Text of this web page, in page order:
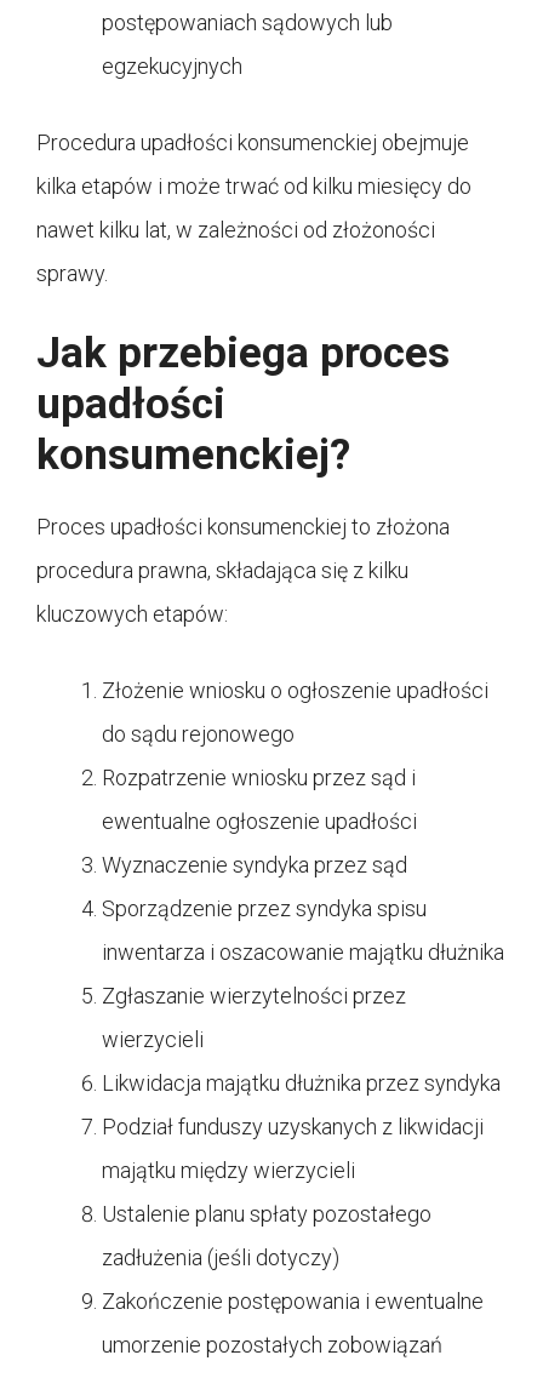
postępowaniach sądowych lub
egzekucyjnych
Procedura upadłości konsumenckiej obejmuje
kilka etapów i może trwać od kilku miesięcy do
nawet kilku lat, w zależności od złożoności
sprawy.
Jak przebiega proces
upadłości
konsumenckiej?
Proces upadłości konsumenckiej to złożona
procedura prawna, składająca się z kilku
kluczowych etapów:
Złożenie wniosku o ogłoszenie upadłości
do sądu rejonowego
Rozpatrzenie wniosku przez sąd i
ewentualne ogłoszenie upadłości
Wyznaczenie syndyka przez sąd
Sporządzenie przez syndyka spisu
inwentarza i oszacowanie majątku dłużnika
Zgłaszanie wierzytelności przez
wierzycieli
Likwidacja majątku dłużnika przez syndyka
Podział funduszy uzyskanych z likwidacji
majątku między wierzycieli
Ustalenie planu spłaty pozostałego
zadłużenia (jeśli dotyczy)
Zakończenie postępowania i ewentualne
umorzenie pozostałych zobowiązań